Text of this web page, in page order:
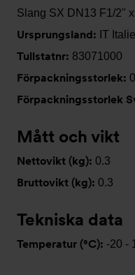
Slang SX DN13 F1/2"
Ursprungsland: IT
Tullstatnr: 83071000
Förpackningsstorlek: 0
Förpackningsstorlek
Mått och vikt
Nettovikt (kg): 0.3
Bruttovikt (kg): 0.3
Tekniska data
Temperatur (°C): -20 -